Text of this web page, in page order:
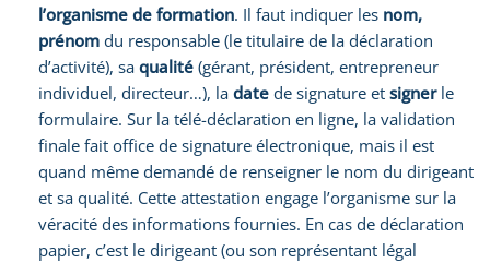
l’organisme de formation. Il faut indiquer les nom,
prénom du responsable (le titulaire de la déclaration
d’activité), sa qualité (gérant, président, entrepreneur
individuel, directeur…), la date de signature et signerle
formulaire. Sur la télé-déclaration en ligne, la validation
finale fait office de signature électronique, mais il est
quand même demandé de renseigner le nom du dirigeant
et sa qualité. Cette attestation engage l’organisme sur la
véracité des informations fournies. En cas de déclaration
papier, c’est le dirigeant (ou son représentant légal